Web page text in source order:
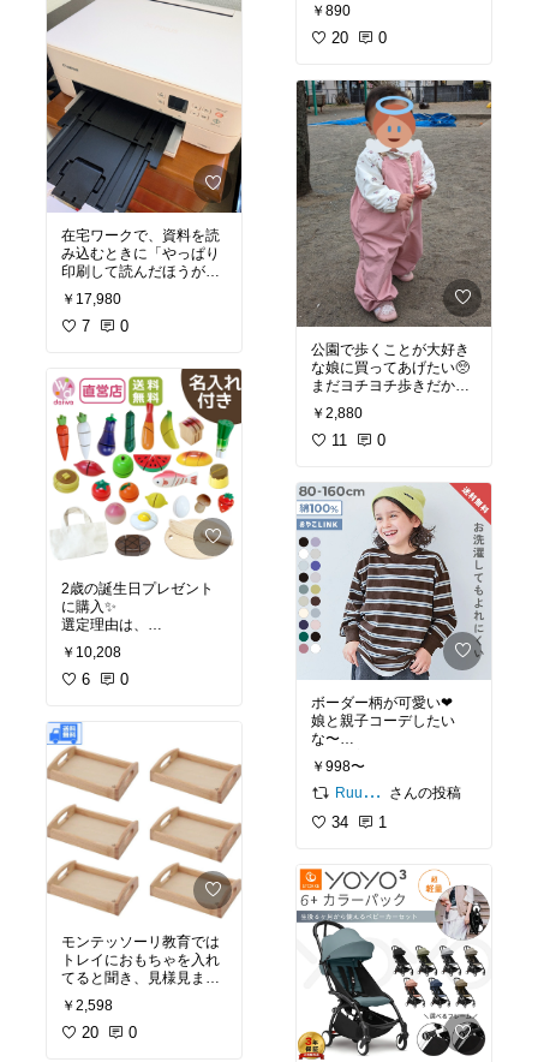
かさばる冬のコートも小
物も、ここに入れちゃえ
#オリジナル写真 #ベビー
ゼンヨーヨー #専用バッ
グ#ベビーカー
在宅ワークで、資料を読
み込むときに「やっぱり
印刷して読んだほうが速
い！」と気付き購入
買ってよかった🥺
自動で両面刷りしてくれ
るタイプが最強！
アプリでいろいろ駆使す
れば、子供とできるクラ
フトワークなんかも印刷
できるみたい✨
家庭用にも1台あると何
かと便利で助かってま
す！
もうコンビニ行かないぞ
#在宅ワーク #仕事
効率化
￥17,980
7 0
2歳の誕生日プレゼント
に購入✨
選定理由は、
・デザインが可愛い
・マジックテープで切っ
た感がある
ただミニ食材というだけ
あって、大人からすると
ちょっと小さめ。子ども
の手にはちょうど良さそ
うだけど、口に入れられ
るとヒヤヒヤ💦
2歳になって大分食べる
ものと食べないものがわ
かってきましたが、気を
つけながら遊ばせてます
#お買い物メモ
大人も楽しめる
￥10,208
6 0
モンテッソーリ教育では
トレイにおもちゃを入れ
てると聞き、見様見まね
で取り入れてみました！
（形から入るタイプ）
￥2,598
20 0
#オリジナル写真
優しい
#着心地重視
さ対策
3枚買うと、1枚プレゼン
トっというのもお得✨🌟
てるから、ポケットがテ
ーブルとの隙間に挟まっ
て、食べこぼしをキャッ
チしてくれないってこと
がないです！
以前はもったいないくら
いこぼしてちゃったんだ
けど、このエプロンに変
えてから床にこぼす量が
減りました🌸
#子育て#食事 #食べこぼ
し防止
￥890
20 0
公園で歩くことが大好き
な娘に買ってあげたい🥺
まだヨチヨチ歩きだか
にダイブしたりやりたい
放題🤣
プレイウェアがあればそ
の悩みから開放されそう
特にコレは
・1歳前から4歳まで長く
着れる
・撥水加工でレインウェ
アにもなる
・お洒落な見た目で、公
園で遊んでそのまま買い
・前ファスナーで着せや
すい
買い替えなくていいのは
楽でいいね
---------
ピンクの2着購入しまし
た！
77cm,11.5kgと体格の良
い子が着ています（笑）
裾にしっかりゴムがある
ので引きずることもな
く、転ばず安心☺️
躊躇なく水たまりに入っ
ていっても、このプレイ
ウェアのお陰でズボンも
上着も濡れませんでした
￥2,880
11 0
ボーダー柄が可愛い❤
娘と親子コーデしたい
な〜
し、色も可愛いから、
秋〜冬にかけてみんなで
✨
#キッズコーデ
#親子コ
ーデ
￥998〜
Ruu☆ ありがとうございます(^-^)
さんの投稿
34 1